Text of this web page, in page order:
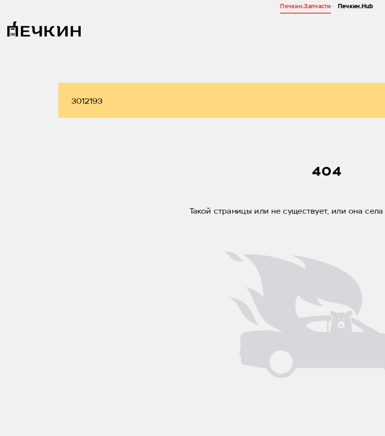
Печкин.Запчасти Печкин.Hub
404
Такой страницы или не существует, или она